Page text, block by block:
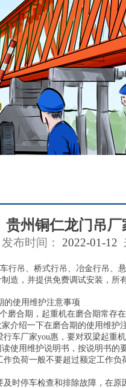
贵州铜仁龙门吊厂
发布时间： 2022-01-12
行吊、桥式行吊、冶金行吊、
造，并提供免费调试安装，所
的使用维护注意事项
合期，起重机在磨合期常存
介绍一下在磨合期的使用维护
车厂家you惠，要对双梁起重
使用维护说明书，按说明书的
荷一般不要超过额定工作负
停车检查和排除故障，在原